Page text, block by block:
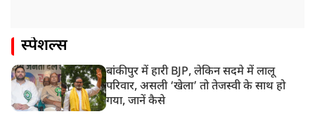
स्पेशल्स
बांकीपुर में हारी BJP, लेकिन सदमे में लालू
परिवार, असली ‘खेला’ तो तेजस्वी के साथ हो
गया, जानें कैसे